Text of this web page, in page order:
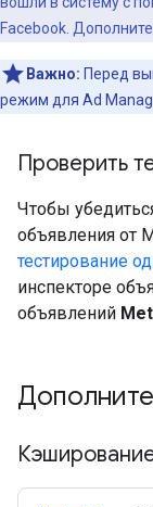
Facebook.
Важно: Перед
режим для Ad
Проверить
Чтобы
объявления от
тестирование
инспекторе
объявлений